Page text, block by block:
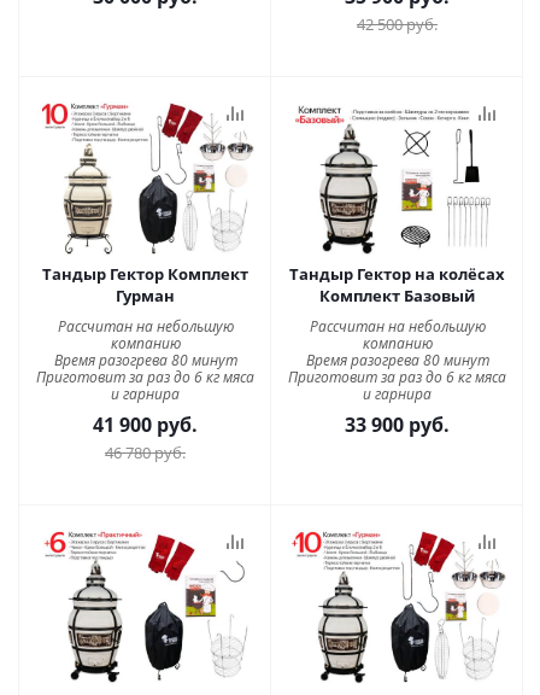
42 500руб.
Тандыр Гектор Комплект
Гурман
Рассчитан на небольшую
компанию
Время разогрева 80 минут
Приготовит за раз до 6 кг мяса
и гарнира
41 900 руб.
46 780руб.
Тандыр Гектор на колёсах
Комплект Базовый
Рассчитан на небольшую
компанию
Время разогрева 80 минут
Приготовит за раз до 6 кг мяса
и гарнира
33 900 руб.